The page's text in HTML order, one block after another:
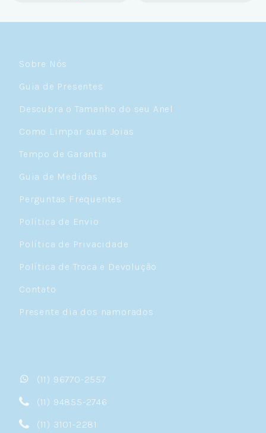
Sobre Nós
Guia de Presentes
Descubra o Tamanho do seu Anel
Como Limpar suas Joias
Tempo de Garantia
Guia de Medidas
Perguntas Frequentes
Política de Envio
Política de Privacidade
Política de Troca e Devolução
Contato
Presente dia dos namorados
(11) 96770-2557
(11) 94855-2746
(11) 3101-2281